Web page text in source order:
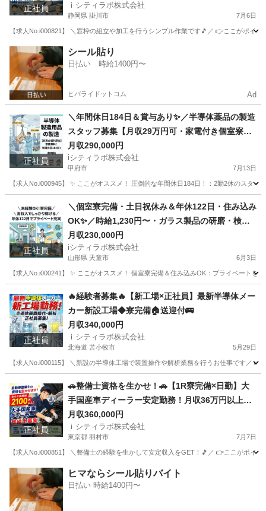
正社員 ｉシティラボ株式会社
静岡県 掛川市 7月6日
【求人No.i000821】 ＼窓枠の組立や加工を行うシンプル作業です🎵／ 👉ここがポイ
静岡 掛川市 その他
シール貼り
日払い 時給1400円〜
ヒバライドットコム Ad
正社員
＼年間休日184日＆賞与あり✨／半導体薬品の製造
スタッフ募集【月収29万円可・家電付き個室寮＆
寮費無料】
月収290,000円
iシティラボ株式会社
甲府市 7月13日
【求人No.i000945】 ✨ ここがオススメ！ 圧倒的な年間休日184日！：2勤2休のスタ
その他 重量
正社員
＼個室寮完備・土日祝休み＆年休122日・住み込み
OK✨／時給1,230円〜・ガラス製品の研磨・検査
スタッフ募集！
月収230,000円
iシティラボ株式会社
山形県 天童市 6月3日
【求人No.i000241】 ✨ ここがオススメ！ 個室寮完備＆住み込みOK：プライベート
その他 住み込み
正社員
🔥経験者募集🔥【新工場×正社員】最新半導体メー
カー新設工場◆寮完備🏠送迎付🚌
月収340,000円
ｉシティラボ株式会社
北海道 苫小牧市 5月29日
【求人No.i000115】 ＼新設の半導体工場で装置操作や解析業務を行うお仕事です／
その他
正社員
🚗整備士資格を生かせ！🚗【1R寮完備×日勤】大
手国産車ディーラー安定勤務！月収36万円以上
可！
月収360,000円
ｉシティラボ株式会社
東京都 羽村市 7月7日
【求人No.i000851】 ＼整備士の経験を生かして安定収入をGET！🎵／ 👉ここがポイ
東京 羽村市 その他 ディーラー
ヒマならシール貼りバイト
日払い 時給1400円〜